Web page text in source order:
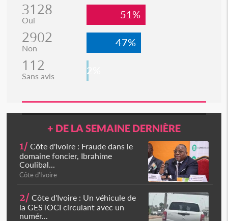
3128
Oui 51%
2902
Non 47%
112
Sans avis 2%
+ DE LA SEMAINE DERNIÈRE
1/ Côte d'Ivoire : Fraude dans le
domaine foncier, Ibrahime
Coulibal...
Côte d'Ivoire
2/ Côte d'Ivoire : Un véhicule de
la GESTOCI circulant avec un
numér...